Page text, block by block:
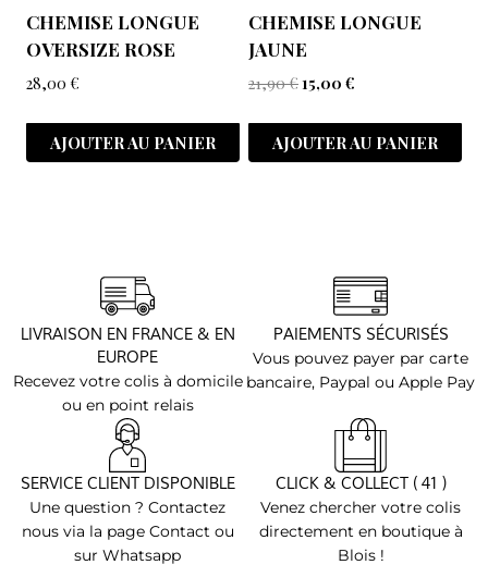
CHEMISE LONGUE
OVERSIZE ROSE
28,00 €
AJOUTER AU PANIER
CHEMISE LONGUE
JAUNE
21,90€15,00 €
AJOUTER AU PANIER
LIVRAISON EN FRANCE & EN
EUROPE
Recevez votre colis à domicile
ou en point relais
PAIEMENTS SÉCURISÉS
Vous pouvez payer par carte
bancaire, Paypal ou Apple Pay
SERVICE CLIENT DISPONIBLE
Une question ? Contactez
nous via la page Contact ou
sur Whatsapp
CLICK & COLLECT ( 41 )
Venez chercher votre colis
directement en boutique à
Blois !